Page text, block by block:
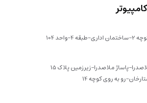
104
پاساژ ملاصدرا-زیرزمین پلاک 15
رو به روی کوچه 14